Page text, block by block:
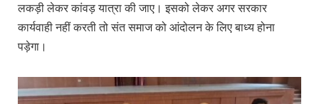
लकड़ी लेकर कांवड़ यात्रा की जाए। इसको लेकर अगर सरकार
कार्यवाही नहीं करती तो संत समाज को आंदोलन के लिए बाध्य होना
पड़ेगा।